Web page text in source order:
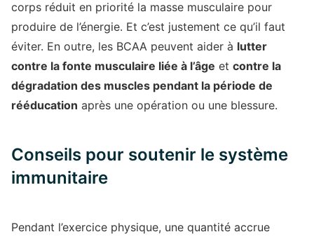
corps réduit en priorité la masse musculaire pour
produire de l’énergie. Et c’est justement ce qu’il faut
éviter. En outre, les BCAA peuvent aider à lutter
contre la fonte musculaire liée à l’âge et contre la
dégradation des muscles pendant la période de
rééducation après une opération ou une blessure.
Conseils pour soutenir le système
immunitaire
Pendant l’exercice physique, une quantité accrue